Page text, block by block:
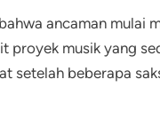
ancaman mulai
proyek musik yang
setelah beberapa